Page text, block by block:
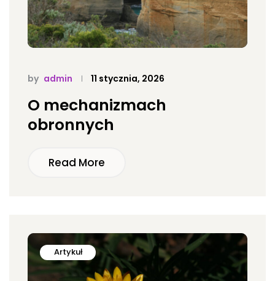
by admin 11 stycznia, 2026
O mechanizmach
obronnych
Read More
Artykuł